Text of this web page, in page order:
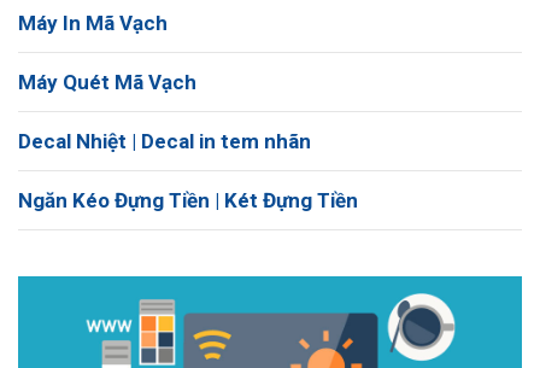
Máy In Mã Vạch
Máy Quét Mã Vạch
Decal Nhiệt | Decal in tem nhãn
Ngăn Kéo Đựng Tiền | Két Đựng Tiền